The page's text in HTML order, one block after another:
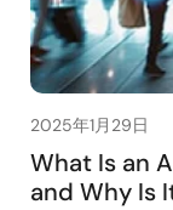
2025年1月29日
What Is an
and Why Is